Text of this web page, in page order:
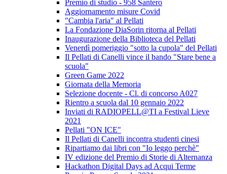
Premio di studio - 958 Santero
Aggiornamento misure Covid
"Cambia l'aria" al Pellati
La Fondazione DiaSorin ritorna al Pellati
Inaugurazione della Biblioteca del Pellati
Venerdì pomeriggio "sotto la cupola" del Pellati
Il Pellati di Canelli vince il bando "Stare bene a
scuola"
Green Game 2022
Giornata della Memoria
Selezione docente - Cl. di concorso A027
Rientro a scuola dal 10 gennaio 2022
Inviati di RADIOPELL@TI a Festival Lieve
2021
Pellati "ON ICE"
Il Pellati di Canelli incontra studenti cinesi
Ripartiamo dai libri con "Io leggo perchè"
IV edizione del Premio di Storie di Alternanza
Hackathon Digital Days ad Acqui Terme